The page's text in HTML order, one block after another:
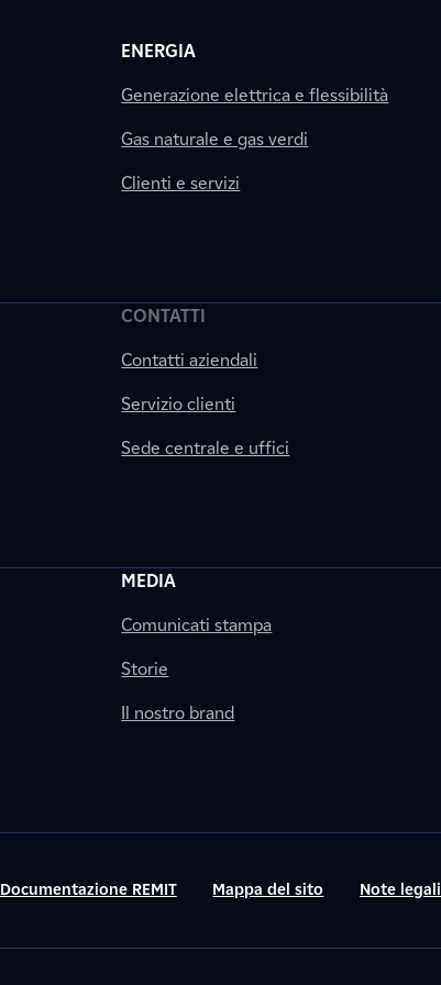
ENERGIA
Generazione elettrica e flessibilità
Gas naturale e gas verdi
Clienti e servizi
CONTATTI
Contatti aziendali
Servizio clienti
Sede centrale e uffici
MEDIA
Comunicati stampa
Storie
Il nostro brand
Documentazione REMIT Mappa del sito Note legali